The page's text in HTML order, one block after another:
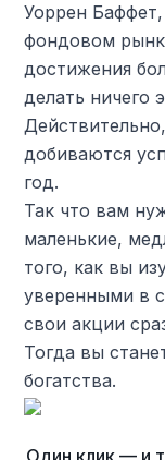
Уоррен
фондовом
достижения
делать ничего
добиваются
год.
Так что вам
маленькие,
того, как вы
уверенными в
свои акции
Тогда вы
богатства.